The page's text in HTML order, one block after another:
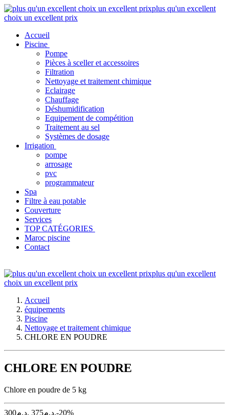
plus qu'un excellent
choix un excellent prix
Accueil
Piscine
Pompe
Pièces à sceller et accessoires
Filtration
Nettoyage et traitement chimique
Eclairage
Chauffage
Déshumidification
Equipement de compétition
Traitement au sel
Systèmes de dosage
Irrigation
pompe
arrosage
pvc
programmateur
Spa
Filtre à eau potable
Couverture
Services
TOP CATÉGORIES
Maroc piscine
Contact
plus qu'un excellent
choix un excellent prix
Accueil
équipements
Piscine
Nettoyage et traitement chimique
CHLORE EN POUDRE
CHLORE EN POUDRE
Chlore en poudre de 5 kg
300 د.م. 375 د.م.-20%